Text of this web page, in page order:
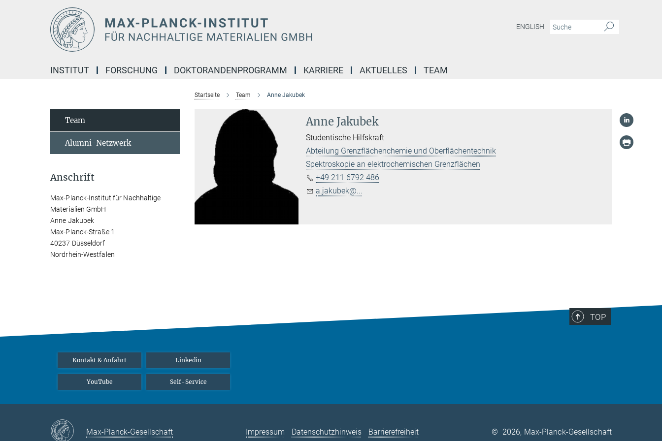
ENGLISH
INSTITUT FORSCHUNG DOKTORANDENPROGRAMM KARRIERE AKTUELLES TEAM
Startseite Team Anne Jakubek
Anne Jakubek
Studentische Hilfskraft
Abteilung Grenzflächenchemie und Oberflächentechnik
Spektroskopie an elektrochemischen Grenzflächen
+49 211 6792 486
a.jakubek@...
Team
Alumni-Netzwerk
Anschrift
Max-Planck-Institut für Nachhaltige
Materialien GmbH
Anne Jakubek
Max-Planck-Straße 1
40237 Düsseldorf
Nordrhein-Westfalen
TOP
Kontakt & Anfahrt Linkedin
YouTube Self-Service
Max-Planck-Gesellschaft Impressum Datenschutzhinweis Barrierefreiheit © 2026, Max-Planck-Gesellschaft